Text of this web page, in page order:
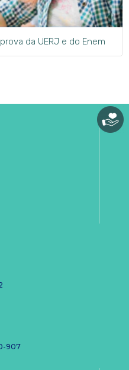
da UERJ e do Enem
907